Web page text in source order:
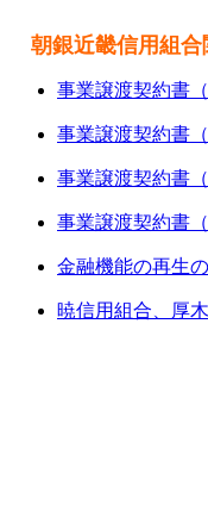
朝銀近畿信用組合
事業譲渡契約書
事業譲渡契約書
事業譲渡契約書
事業譲渡契約書
金融機能の再生
暁信用組合、厚